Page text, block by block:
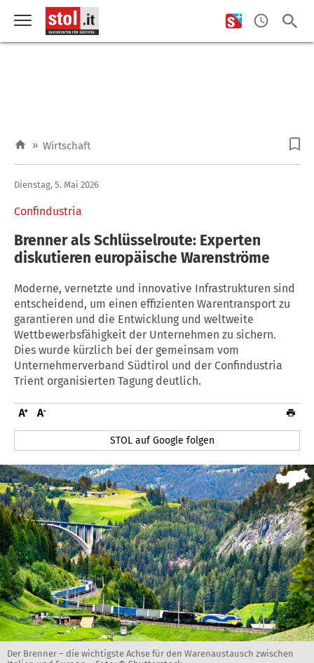
» Wirtschaft
Confindustria
Dienstag, 5. Mai 2026
Brenner als Schlüsselroute: Experten
diskutieren europäische Warenströme
Moderne, vernetzte und innovative Infrastrukturen sind
entscheidend, um einen effizienten Warentransport zu
garantieren und die Entwicklung und weltweite
Wettbewerbsfähigkeit der Unternehmen zu sichern.
Dies wurde kürzlich bei der gemeinsam vom
Unternehmerverband Südtirol und der Confindustria
Trient organisierten Tagung deutlich.
STOL auf Google folgen
Der Brenner – die wichtigste Achse für den Warenaustausch zwischen